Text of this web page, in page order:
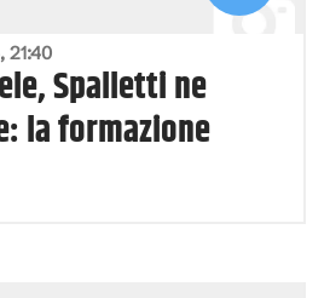
21:40
Spalletti ne
la formazione